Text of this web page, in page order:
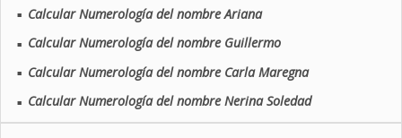
■ Calcular Numerología del nombre Ariana
■ Calcular Numerología del nombre Guillermo
■ Calcular Numerología del nombre Carla Maregna
■ Calcular Numerología del nombre Nerina Soledad